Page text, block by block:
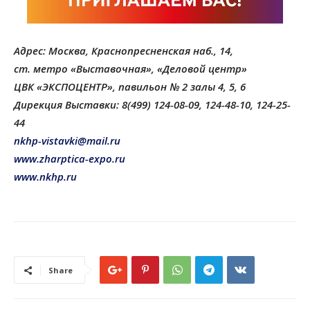
Адрес: Москва, Краснопресненская наб., 14,
cт. метро «Выставочная», «Деловой центр»
ЦВК «ЭКСПОЦЕНТР», павильон № 2 залы 4, 5, 6
Дирекция Выставки: 8(499) 124-08-09, 124-48-10, 124-25-
44
nkhp-vistavki@mail.ru
www.zharptica-expo.ru
www.nkhp.ru
Share